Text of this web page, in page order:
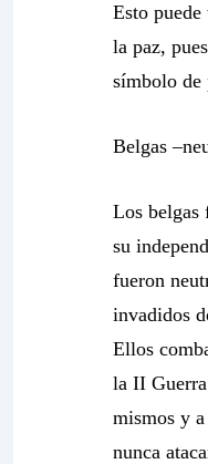
Esto
la paz,
símbolo de
Belgas
Los belgas
su
fueron
invadidos
Ellos
la II
mismos y
nunca